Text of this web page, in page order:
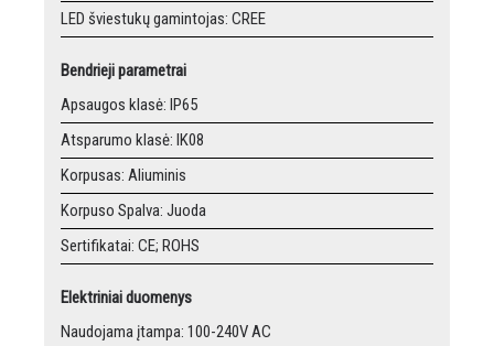
LED šviestukų gamintojas: CREE
Bendrieji parametrai
Apsaugos klasė: IP65
Atsparumo klasė: IK08
Korpusas: Aliuminis
Korpuso Spalva: Juoda
Sertifikatai: CE; ROHS
Elektriniai duomenys
Naudojama įtampa: 100-240V AC